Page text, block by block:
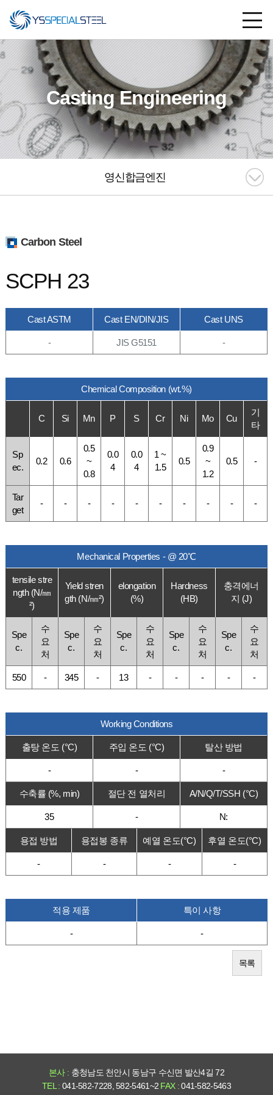
Casting Engineering
영신합금엔진
Carbon Steel
SCPH 23
Cast ASTM Cast EN/DIN/JIS Cast UNS
- JIS G5151 -
Chemical Composition (wt.%)
C Si Mn P S Cr Ni Mo Cu
기
타
Sp
ec.
0.2 0.6
0.5
~
0.8
0.0
4
0.0
4
1 ~
1.5
0.5
0.9
~
1.2
0.5 -
Tar
get
- - - - - - - - - -
Mechanical Properties - @ 20℃
tensile stre
ngth (N/㎜
²)
Yield stren
gth (N/㎜²)
elongation
(%)
Hardness
(HB)
충격에너
지 (J)
Spe
c.
수
요
처
Spe
c.
수
요
처
Spe
c.
수
요
처
Spe
c.
수
요
처
Spe
c.
수
요
처
550 - 345 - 13 - - - - -
Working Conditions
출탕 온도 (°C) 주입 온도 (°C) 탈산 방법
- - -
수축률 (%, min) 절단 전 열처리 A/N/Q/T/SSH (°C)
35 - N:
용접 방법 용접봉 종류 예열 온도(°C) 후열 온도(°C)
- - - -
적용 제품 특이 사항
- -
목록
본사 : 충청남도 천안시 동남구 수신면 발산4길 72
TEL : 041-582-7228, 582-5461~2 FAX :041-582-5463